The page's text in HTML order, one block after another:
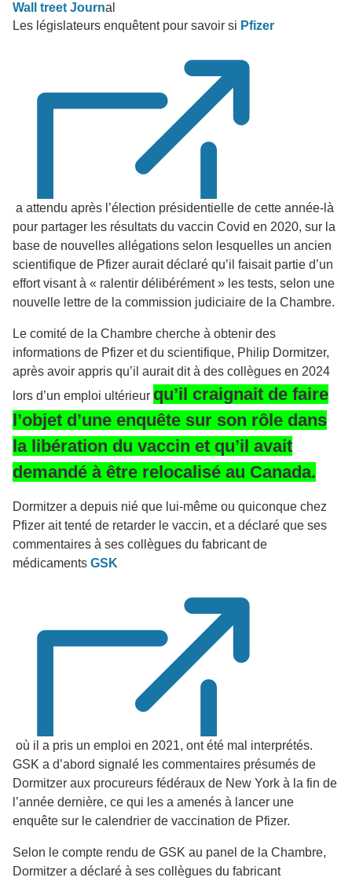
Wall treet Journal
Les législateurs enquêtent pour savoir si Pfizer
a attendu après l’élection présidentielle de cette année-là
pour partager les résultats du vaccin Covid en 2020, sur la
base de nouvelles allégations selon lesquelles un ancien
scientifique de Pfizer aurait déclaré qu’il faisait partie d’un
effort visant à « ralentir délibérément » les tests, selon une
nouvelle lettre de la commission judiciaire de la Chambre.
Le comité de la Chambre cherche à obtenir des
informations de Pfizer et du scientifique, Philip Dormitzer,
après avoir appris qu’il aurait dit à des collègues en 2024
lors d’un emploi ultérieur qu’il craignait de faire
l’objet d’une enquête sur son rôle dans
la libération du vaccin et qu’il avait
demandé à être relocalisé au Canada.
Dormitzer a depuis nié que lui-même ou quiconque chez
Pfizer ait tenté de retarder le vaccin, et a déclaré que ses
commentaires à ses collègues du fabricant de
médicaments GSK
où il a pris un emploi en 2021, ont été mal interprétés.
GSK a d’abord signalé les commentaires présumés de
Dormitzer aux procureurs fédéraux de New York à la fin de
l’année dernière, ce qui les a amenés à lancer une
enquête sur le calendrier de vaccination de Pfizer.
Selon le compte rendu de GSK au panel de la Chambre,
Dormitzer a déclaré à ses collègues du fabricant